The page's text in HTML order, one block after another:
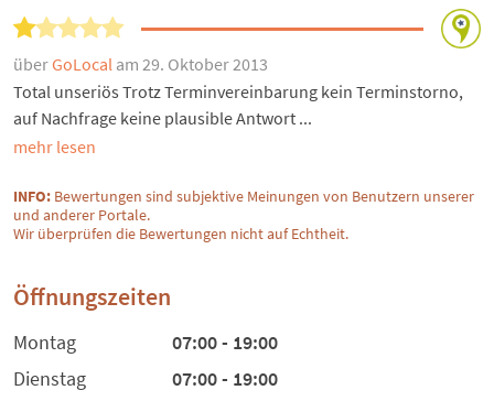
überGoLocal am 29. Oktober 2013
Total unseriös Trotz Terminvereinbarung kein Terminstorno,
auf Nachfrage keine plausible Antwort ...
mehr lesen
INFO: Bewertungen sind subjektive Meinungen von Benutzern unserer
und anderer Portale.
Wir überprüfen die Bewertungen nicht auf Echtheit.
Öffnungszeiten
Montag
07:00 - 19:00
Dienstag
07:00 - 19:00